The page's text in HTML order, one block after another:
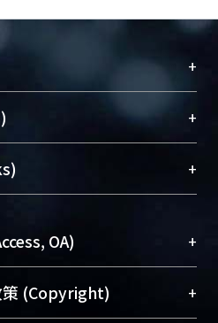
+
列，為永久珍藏及向國際
及學術能量，圖書館整合
術庫（AH）不同功能平
scholars。期能整合研
and promote researcher
Library integrates the
with “Academic
+
Library)
+
OA) +
提升資訊取用性的社會運
透過將研究著作公開供使
策 (Copyright) +